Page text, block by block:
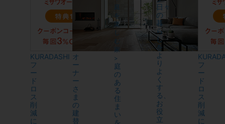
KURADASHI
フ
ー
ド
ロ
ス
削
減
に
オ
ー
ナ
ー
さ
ま
の
建
替
楽
>
庭
の
あ
る
住
ま
い
を
日々
の
暮
ら
し
を
よ
り
よ
く
す
る、
お
役
立
フ
ー
ド
ロ
ス
削
減
に